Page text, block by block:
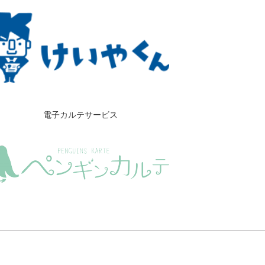
電子カルテサービス